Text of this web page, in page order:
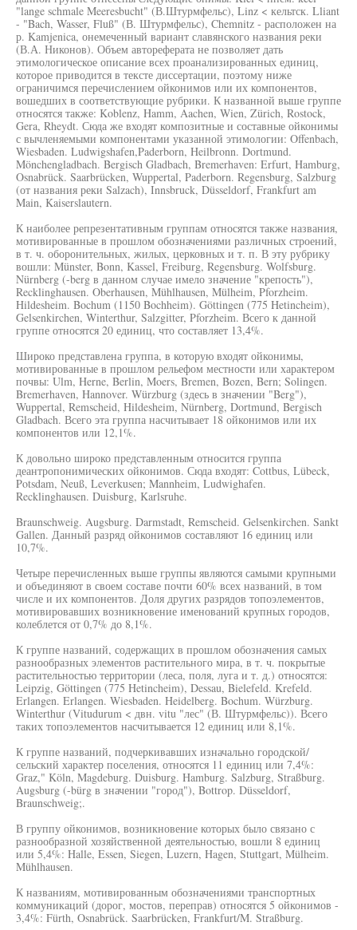
"lange schmale Meeresbucht" (В.Штурмфельс), Linz < кельтск. Lliant
- "Bach, Wasser, Fluß" (В. Штурмфельс), Chemnitz - расположен на
р. Kamjenica, онемеченный вариант славянского названия реки
(В.А. Никонов). Объем автореферата не позволяет дать
этимологическое описание всех проанализированных единиц,
которое приводится в тексте диссертации, поэтому ниже
ограничимся перечислением ойконимов или их компонентов,
вошедших в соответствующие рубрики. К названной выше группе
относятся также: Koblenz, Hamm, Aachen, Wien, Zürich, Rostock,
Gera, Rheydt. Сюда же входят композитные и составные ойконимы
с вычленяемыми компонентами указанной этимологии: Offenbach,
Wiesbaden. Ludwigshafen,Paderborn, Heilbronn. Dortmund.
Mönchengladbach. Bergisch Gladbach, Bremerhaven: Erfurt, Hamburg,
Osnabrück. Saarbrücken, Wuppertal, Paderborn. Regensburg, Salzburg
(от названия реки Salzach), Innsbruck, Düsseldorf, Frankfurt am
Main, Kaiserslautern.
К наиболее репрезентативным группам относятся также названия,
мотивированные в прошлом обозначениями различных строений,
в т. ч. оборонительных, жилых, церковных и т. п. В эту рубрику
вошли: Münster, Bonn, Kassel, Freiburg, Regensburg. Wolfsburg.
Nürnberg (-berg в данном случае имело значение "крепость"),
Recklinghausen. Oberhausen, Mühlhausen, Mülheim, Pforzheim.
Hildesheim. Bochum (1150 Bochheim). Göttingen (775 Hetincheim),
Gelsenkirchen, Winterthur, Salzgitter, Pforzheim. Всего к данной
группе относятся 20 единиц, что составляет 13,4%.
Широко представлена группа, в которую входят ойконимы,
мотивированные в прошлом рельефом местности или характером
почвы: Ulm, Herne, Berlin, Moers, Bremen, Bozen, Bern; Solingen.
Bremerhaven, Hannover. Würzburg (здесь в значении "Berg"),
Wuppertal, Remscheid, Hildesheim, Nürnberg, Dortmund, Bergisch
Gladbach. Всего эта группа насчитывает 18 ойконимов или их
компонентов или 12,1%.
К довольно широко представленным относится группа
деантропонимических ойконимов. Сюда входят: Cottbus, Lübeck,
Potsdam, Neuß, Leverkusen; Mannheim, Ludwighafen.
Recklinghausen. Duisburg, Karlsruhe.
Braunschweig. Augsburg. Darmstadt, Remscheid. Gelsenkirchen. Sankt
Gallen. Данный разряд ойконимов составляют 16 единиц или
10,7%.
Четыре перечисленных выше группы являются самыми крупными
и объединяют в своем составе почти 60% всех названий, в том
числе и их компонентов. Доля других разрядов топоэлементов,
мотивировавших возникновение именований крупных городов,
колеблется от 0,7% до 8,1%.
К группе названий, содержащих в прошлом обозначения самых
разнообразных элементов растительного мира, в т. ч. покрытые
растительностью территории (леса, поля, луга и т. д.) относятся:
Leipzig, Göttingen (775 Hetincheim), Dessau, Bielefeld. Krefeld.
Erlangen. Erlangen. Wiesbaden. Heidelberg. Bochum. Würzburg.
Winterthur (Vitudurum < двн. vitu "лес" (В. Штурмфельс)). Всего
таких топоэлементов насчитывается 12 единиц или 8,1%.
К группе названий, подчеркивавших изначально городской/
сельский характер поселения, относятся 11 единиц или 7,4%:
Graz," Köln, Magdeburg. Duisburg. Hamburg. Salzburg, Straßburg.
Augsburg (-bürg в значении "город"), Bottrop. Düsseldorf,
Braunschweig;.
В группу ойконимов, возникновение которых было связано с
разнообразной хозяйственной деятельностью, вошли 8 единиц
или 5,4%: Halle, Essen, Siegen, Luzern, Hagen, Stuttgart, Mülheim.
Mühlhausen.
К названиям, мотивированным обозначениями транспортных
коммуникаций (дорог, мостов, переправ) относятся 5 ойконимов -
3,4%: Fürth, Osnabrück. Saarbrücken, Frankfurt/M. Straßburg.